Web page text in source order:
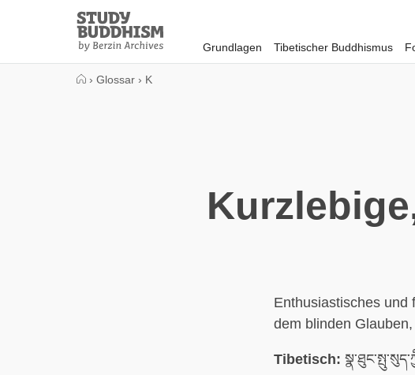
Study
Buddhism
Home
Grundlagen Tibetischer Buddhismus
› Glossar › K
Enthusiastisches und
dem blinden
Tibetisch: